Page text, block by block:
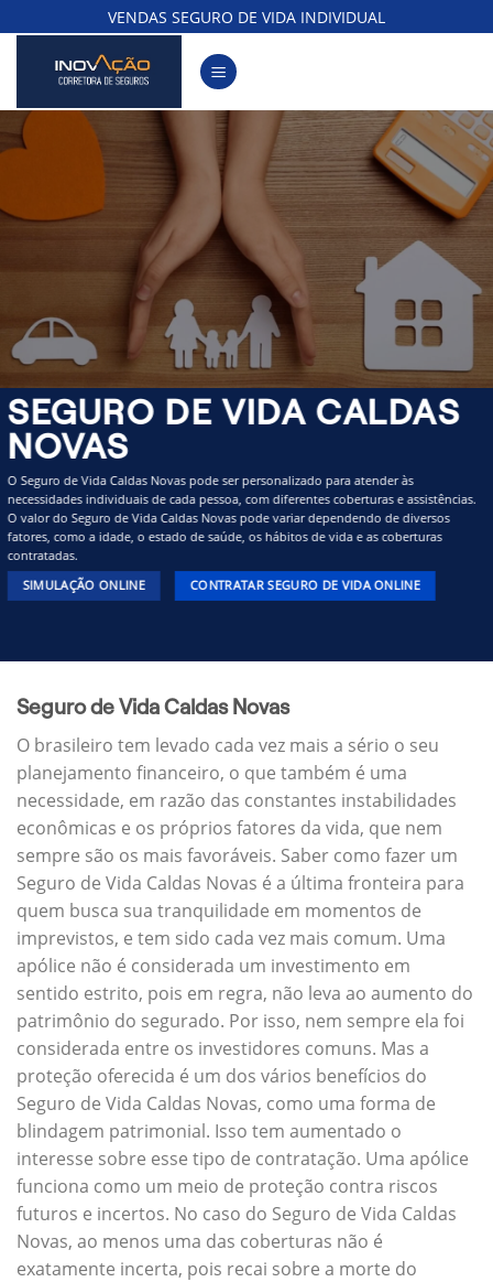
to
content
VENDAS SEGURO DE VIDA INDIVIDUAL
SEGURO DE VIDA CALDAS
NOVAS
O Seguro de Vida Caldas Novas pode ser personalizado para atender às
necessidades individuais de cada pessoa, com diferentes coberturas e assistências.
O valor do Seguro de Vida Caldas Novas pode variar dependendo de diversos
fatores, como a idade, o estado de saúde, os hábitos de vida e as coberturas
contratadas.
SIMULAÇÃO ONLINE CONTRATAR SEGURO DE VIDA ONLINE
Seguro de Vida Caldas Novas
O brasileiro tem levado cada vez mais a sério o seu
planejamento financeiro, o que também é uma
necessidade, em razão das constantes instabilidades
econômicas e os próprios fatores da vida, que nem
sempre são os mais favoráveis. Saber como fazer um
Seguro de Vida Caldas Novas é a última fronteira para
quem busca sua tranquilidade em momentos de
imprevistos, e tem sido cada vez mais comum. Uma
apólice não é considerada um investimento em
sentido estrito, pois em regra, não leva ao aumento do
patrimônio do segurado. Por isso, nem sempre ela foi
considerada entre os investidores comuns. Mas a
proteção oferecida é um dos vários benefícios do
Seguro de Vida Caldas Novas, como uma forma de
blindagem patrimonial. Isso tem aumentado o
interesse sobre esse tipo de contratação. Uma apólice
funciona como um meio de proteção contra riscos
futuros e incertos. No caso do Seguro de Vida Caldas
Novas, ao menos uma das coberturas não é
exatamente incerta, pois recai sobre a morte do